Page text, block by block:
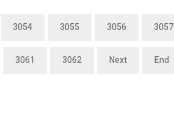
3054 3055 3056 3057
3061 3062 Next End